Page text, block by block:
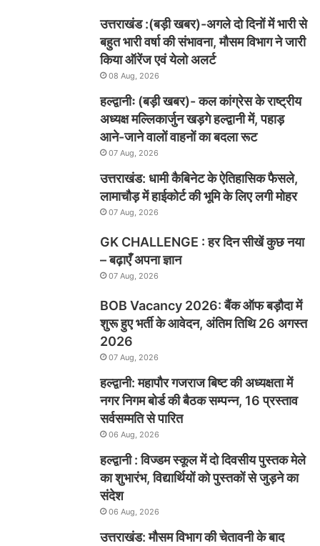
उत्तराखंड :(बड़ी खबर)-अगले दो दिनों में भारी से
बहुत भारी वर्षा की संभावना, मौसम विभाग ने जारी
किया ऑरेंज एवं येलो अलर्ट
08 Aug, 2026
हल्द्वानीः (बड़ी खबर)- कल कांग्रेस के राष्ट्रीय
अध्यक्ष मल्लिकार्जुन खड़गे हल्द्वानी में, पहाड़
आने-जाने वालों वाहनों का बदला रूट
07 Aug, 2026
उत्तराखंड: धामी कैबिनेट के ऐतिहासिक फैसले,
लामाचौड़ में हाईकोर्ट की भूमि के लिए लगी मोहर
07 Aug, 2026
GK CHALLENGE : हर दिन सीखें कुछ नया
– बढ़ाएँ अपना ज्ञान
07 Aug, 2026
BOB Vacancy 2026: बैंक ऑफ बड़ौदा में
शुरू हुए भर्ती के आवेदन, अंतिम तिथि 26 अगस्त
2026
07 Aug, 2026
हल्द्वानी: महापौर गजराज बिष्ट की अध्यक्षता में
नगर निगम बोर्ड की बैठक सम्पन्न, 16 प्रस्ताव
सर्वसम्मति से पारित
06 Aug, 2026
हल्द्वानी : विज्डम स्कूल में दो दिवसीय पुस्तक मेले
का शुभारंभ, विद्यार्थियों को पुस्तकों से जुड़ने का
संदेश
06 Aug, 2026
उत्तराखंड: मौसम विभाग की चेतावनी के बाद